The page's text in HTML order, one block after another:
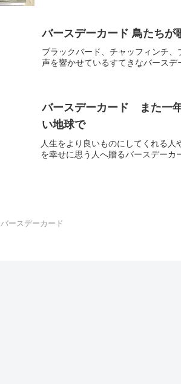
バースデーカード 鳥たちが
ブラックバード、チャッフィンチ
声を響かせているすてきなバースデ
バースデーカード また一
い地球で
人生をより良いものにしてくれる人
を幸せに思う人へ贈るバースデーカ
バースデーカード